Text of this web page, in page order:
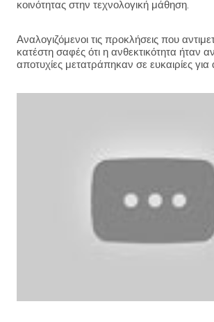
κοινότητας στην τεχνολογική μάθηση.
Αναλογιζόμενοι τις προκλήσεις που
κατέστη σαφές ότι η ανθεκτικότητα ήταν
αποτυχίες μετατράπηκαν σε ευκαιρίες